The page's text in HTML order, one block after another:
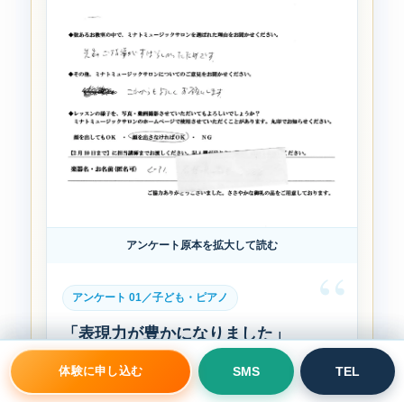
アンケート原本を拡大して読む
アンケート 01／子ども・ピアノ
「表現力が豊かになりました」
本人が「ピアノをやりたい」と言い出したことを
きっかけに始めました。習い始めてから、情感や
体験レッスンを申し込む 電話で相談
体験に申し込む SMS TEL